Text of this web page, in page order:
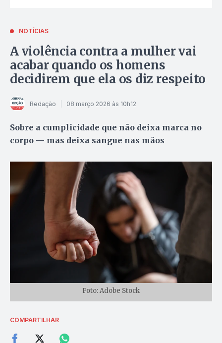
NOTÍCIAS
A violência contra a mulher vai
acabar quando os homens
decidirem que ela os diz respeito
Redação 08 março 2026 às 10h12
Sobre a cumplicidade que não deixa marca no
corpo — mas deixa sangue nas mãos
Foto: Adobe Stock
COMPARTILHAR